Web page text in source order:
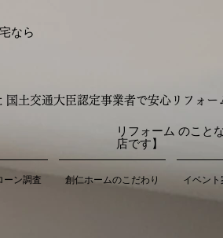
なら
国土交通大臣認定事業者で安心リフォー
リフォーム のこと
店です】
ーン調査 創仁ホームのこだわり イベント